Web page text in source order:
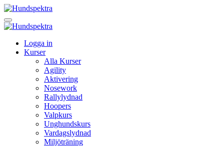
Logga in
Kurser
Alla Kurser
Agility
Aktivering
Nosework
Rallylydnad
Hoopers
Valpkurs
Unghundskurs
Vardagslydnad
Miljöträning